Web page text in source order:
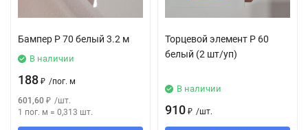
Бампер Р 70 белый 3.2 м
В наличии
188 ₽ /пог. м
601,60 ₽ /шт.
1 пог. м = 0,313 шт.
Торцевой элемент Р 60
белый (2 шт/уп)
В наличии
910 ₽ /шт.